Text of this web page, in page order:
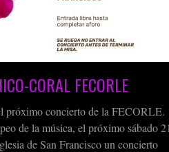
CORAL FECORLE
próximo concierto de la FECORLE.
de la música, el próximo sábado
de San Francisco un concierto